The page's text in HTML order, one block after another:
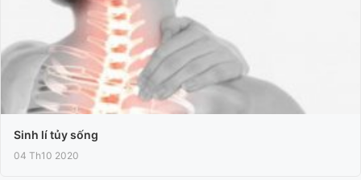
Sinh lí tủy sống
04 Th10 2020